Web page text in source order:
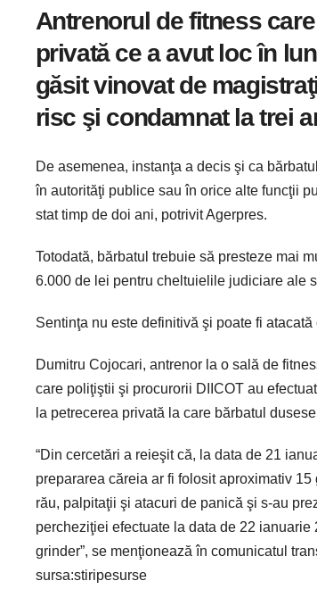
Antrenorul de fitness
privată ce a avut loc în
găsit vinovat de
risc şi condamnat la trei
De asemenea, instanţa a decis şi ca
în autorităţi publice sau în orice alte funcţii
stat timp de doi ani, potrivit Agerpres.
Totodată, bărbatul trebuie să presteze mai
6.000 de lei pentru cheltuielile judiciare ale
Sentinţa nu este definitivă şi poate fi
Dumitru Cojocari, antrenor la o sală de
care poliţiştii şi procurorii DIICOT au
la petrecerea privată la care bărbatul
“Din cercetări a reieşit că, la data de 21
prepararea căreia ar fi folosit aproximativ
rău, palpitaţii şi atacuri de panică şi s-au
percheziţiei efectuate la data de 22
grinder”, se menţionează în comunicatul
sursa:stiripesurse